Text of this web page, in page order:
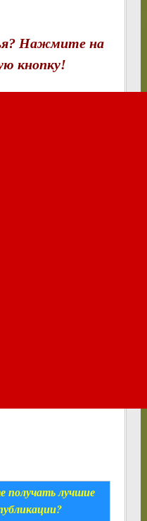
Нажмите на
кнопку!
получать лучшие